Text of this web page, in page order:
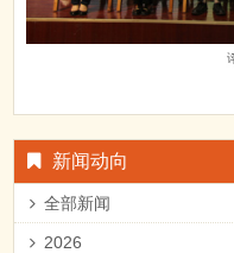
新闻动向
全部新闻
2026